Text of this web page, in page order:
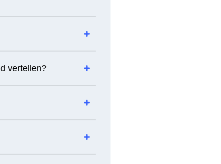
vertellen?